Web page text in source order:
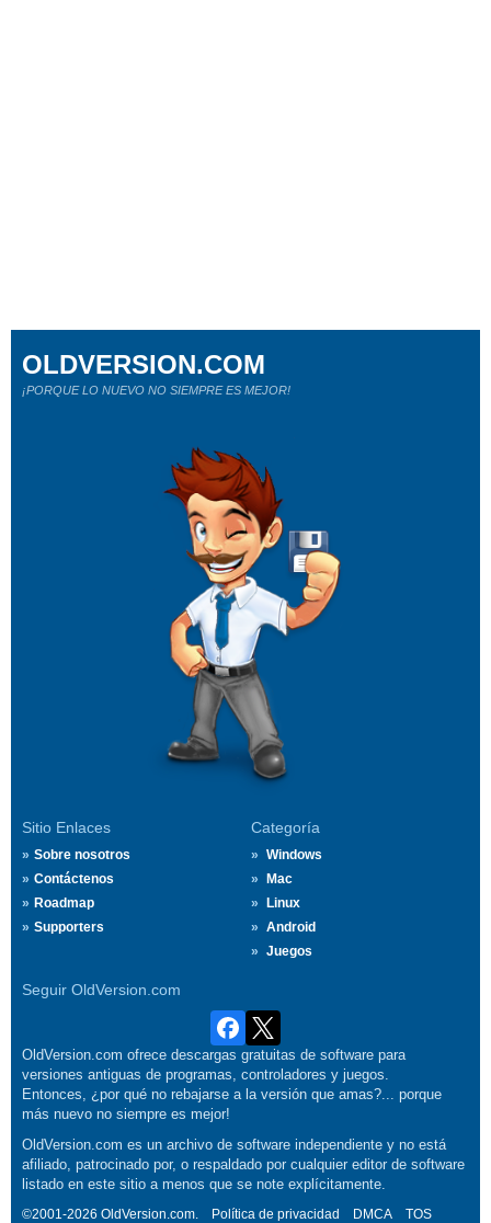
Sitio Enlaces
Sobre nosotros
Contáctenos
Roadmap
Supporters
Categoría
Windows
Mac
Linux
Android
Juegos
Seguir OldVersion.com
OLDVERSION.COM
¡PORQUE LO NUEVO NO SIEMPRE ES MEJOR!
OldVersion.com ofrece descargas gratuitas de software para
versiones antiguas de programas, controladores y juegos.
Entonces, ¿por qué no rebajarse a la versión que amas?... porque
más nuevo no siempre es mejor!
OldVersion.com es un archivo de software independiente y no está
afiliado, patrocinado por, o respaldado por cualquier editor de software
listado en este sitio a menos que se note explícitamente.
©2001-2026 OldVersion.com. Política de privacidad DMCA TOS